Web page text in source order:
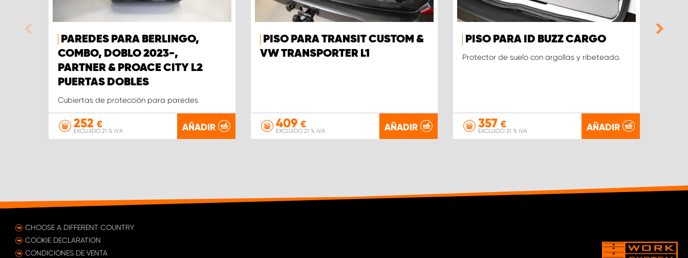
PAREDES PARA BERLINGO,
COMBO, DOBLO 2023-,
PARTNER & PROACE CITY L2
PUERTAS DOBLES
Cubiertas de protección para paredes
252 €
EXCLUIDO 21 % IVA AÑADIR
PISO PARA TRANSIT CUSTOM &
VW TRANSPORTER L1
409 €
EXCLUIDO 21 % IVA AÑADIR
PISO PARA ID BUZZ CARGO
Protector de suelo con argollas y ribeteado.
357 €
EXCLUIDO 21 % IVA AÑADIR
CHOOSE A DIFFERENT COUNTRY
COOKIE DECLARATION
CONDICIONES DE VENTA